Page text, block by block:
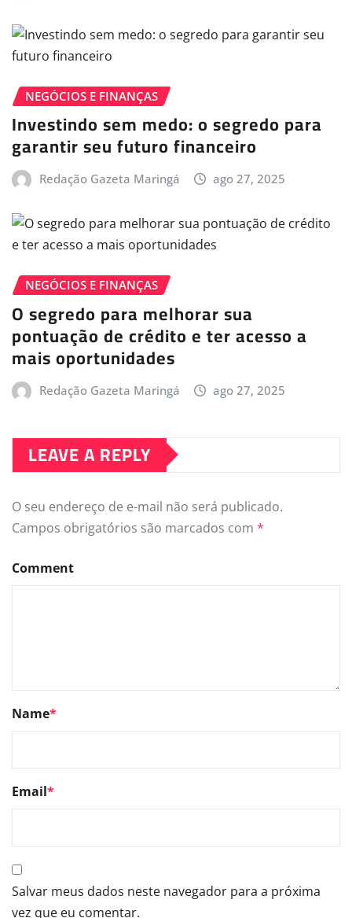
NEGÓCIOS E FINANÇAS
Investindo sem medo: o segredo para
garantir seu futuro financeiro
Redação Gazeta Maringá ago 27, 2025
NEGÓCIOS E FINANÇAS
O segredo para melhorar sua
pontuação de crédito e ter acesso a
mais oportunidades
Redação Gazeta Maringá ago 27, 2025
LEAVE A REPLY
O seu endereço de e-mail não será publicado.
Campos obrigatórios são marcados com *
Comment
Name*
Email*
Salvar meus dados neste navegador para a próxima
vez que eu comentar.